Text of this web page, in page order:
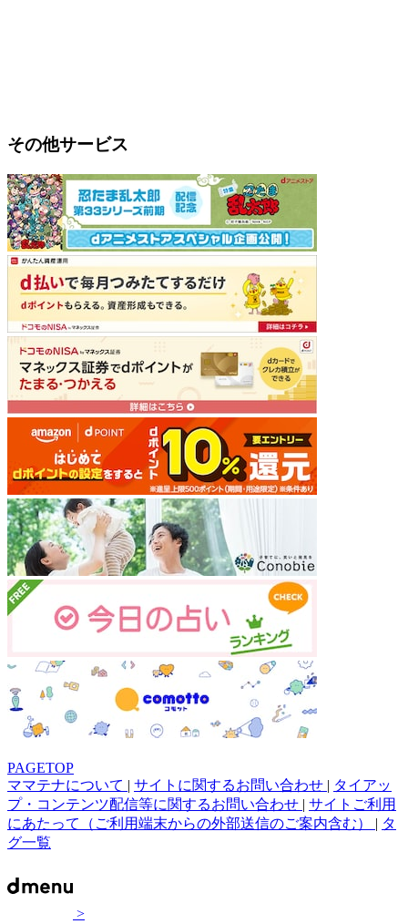
その他サービス
PAGETOP
ママテナについて | サイトに関するお問い合わせ | タイアッ
プ・コンテンツ配信等に関するお問い合わせ | サイトご利用
にあたって（ご利用端末からの外部送信のご案内含む） | タ
グ一覧
>